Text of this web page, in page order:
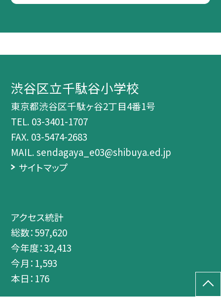
渋谷区立千駄谷小学校
東京都渋谷区千駄ヶ谷2丁目4番1号
TEL. 03-3401-1707
FAX. 03-5474-2683
MAIL. sendagaya_e03@shibuya.ed.jp
サイトマップ
アクセス統計
総数：597,620
今年度：32,413
今月： 1,593
本日： 176